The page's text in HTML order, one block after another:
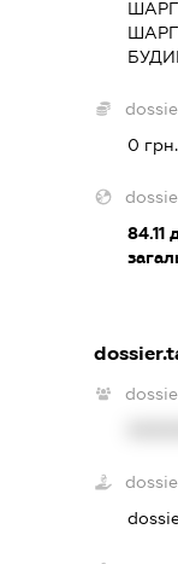
0 грн.
84.11